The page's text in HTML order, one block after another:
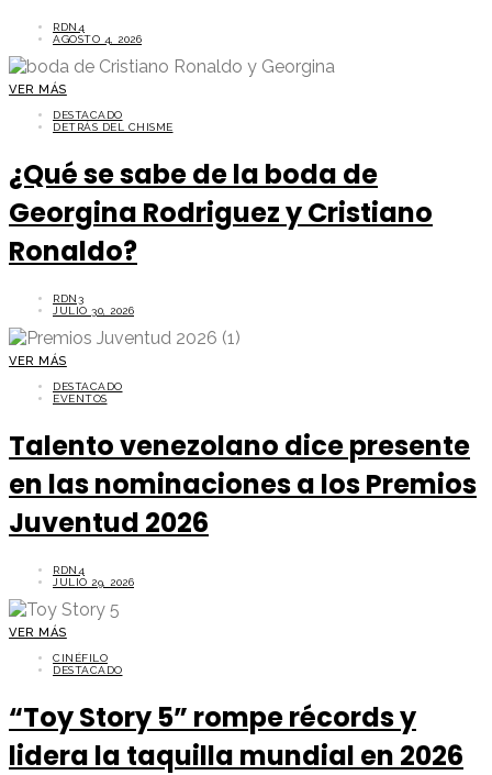
RDN4
AGOSTO 4, 2026
VER MÁS
DESTACADO
DETRÁS DEL CHISME
¿Qué se sabe de la boda de
Georgina Rodriguez y Cristiano
Ronaldo?
RDN3
JULIO 30, 2026
VER MÁS
DESTACADO
EVENTOS
Talento venezolano dice presente
en las nominaciones a los Premios
Juventud 2026
RDN4
JULIO 29, 2026
VER MÁS
CINÉFILO
DESTACADO
“Toy Story 5” rompe récords y
lidera la taquilla mundial en 2026